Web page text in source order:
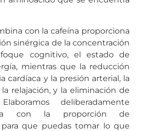
con la cafeína proporciona
sinérgica de la concentración
cognitivo, el estado de
mientras que la reducción
cardíaca y la presión arterial, la
relajación, y la eliminación de
deliberadamente
con la proporción de
que puedas tomar lo que